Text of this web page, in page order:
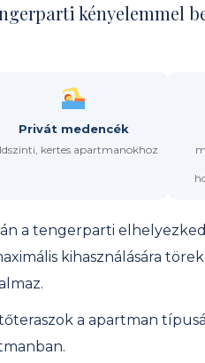
kényelemmel
Privát medencék
kertes apartmanokhoz
a tengerparti
kihasználására
a apartman